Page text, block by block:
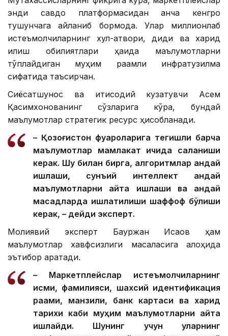
энди савдо платформасидан анча кенгроқ
тушунчага айланиб бормоқда. Улар миллионлаб
истеъмолчиларнинг хулқ-атвори, диди ва харид
қилиш қобилиятлари ҳақида маълумотларни
тўплайдиган муҳим рақамли инфратузилма
сифатида таъсирчан.
Сиёсатшунос ва иқтисодий кузатувчи Асем
Қасимхонованинг сўзларига кўра, бундай
маълумотлар стратегик ресурс ҳисобланади.
– Қозоғистон фуқароларига тегишли барча
маълумотлар мамлакат ичида сақланиши
керак. Шу билан бирга, алгоритмлар қандай
ишлаши, сунъий интеллект қандай
маълумотларни қайта ишлаши ва қандай
мақсадларда ишлатилиши шаффоф бўлиши
керак, – дейди эксперт.
Молиявий эксперт Бауржан Исқақов ҳам
маълумотлар хавфсизлиги масаласига алоҳида
эътибор қаратади.
– Маркетплейслар истеъмолчиларнинг
исми, фамилияси, шахсий идентификация
рақами, манзили, банк картаси ва харид
тарихи каби муҳим маълумотларни қайта
ишлайди. Шунинг учун уларнинг